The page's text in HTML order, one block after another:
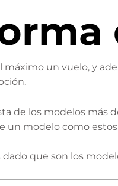
máximo un vuelo, y
de los modelos más
un modelo como
dado que son los